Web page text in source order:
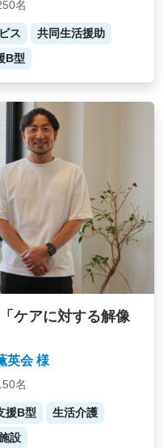
名
ス
共同生活援助
B型
ケアに対する解像
英会 様
名
援B型
生活介護
設